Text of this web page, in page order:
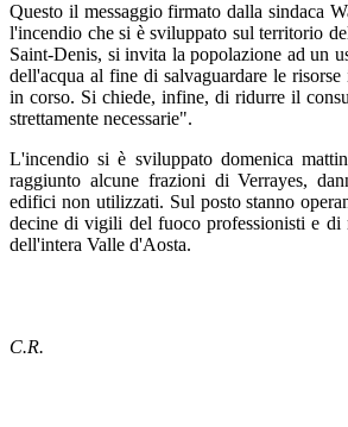
Questo il messaggio firmato dalla sindaca
l'incendio che si è sviluppato sul territorio
Saint-Denis, si invita la popolazione ad un
dell'acqua al fine di salvaguardare le
in corso. Si chiede, infine, di ridurre il
strettamente necessarie".
L'incendio si è sviluppato domenica
raggiunto alcune frazioni di Verrayes,
edifici non utilizzati. Sul posto stanno
decine di vigili del fuoco professionisti e di
dell'intera Valle d'Aosta.
C.R.